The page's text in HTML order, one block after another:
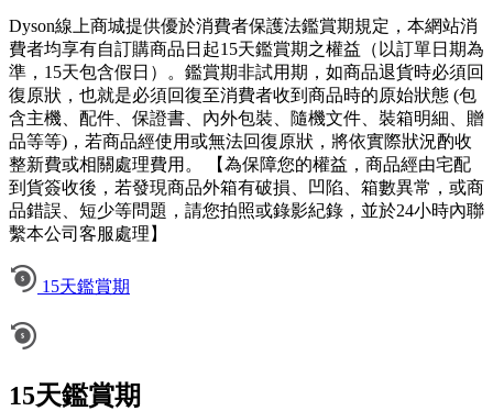
Dyson線上商城提供優於消費者保護法鑑賞期規定，本網站消
費者均享有自訂購商品日起15天鑑賞期之權益（以訂單日期為
準，15天包含假日）。鑑賞期非試用期，如商品退貨時必須回
復原狀，也就是必須回復至消費者收到商品時的原始狀態 (包
含主機、配件、保證書、內外包裝、隨機文件、裝箱明細、贈
品等等)，若商品經使用或無法回復原狀，將依實際狀況酌收
整新費或相關處理費用。 【為保障您的權益，商品經由宅配
到貨簽收後，若發現商品外箱有破損、凹陷、箱數異常，或商
品錯誤、短少等問題，請您拍照或錄影紀錄，並於24小時內聯
繫本公司客服處理】
15天鑑賞期
15天鑑賞期